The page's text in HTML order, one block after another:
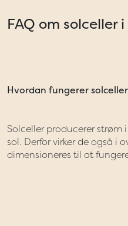
FAQ om solceller
Hvordan fungerer
Solceller producerer strøm
sol. Derfor virker de også i
dimensioneres til at